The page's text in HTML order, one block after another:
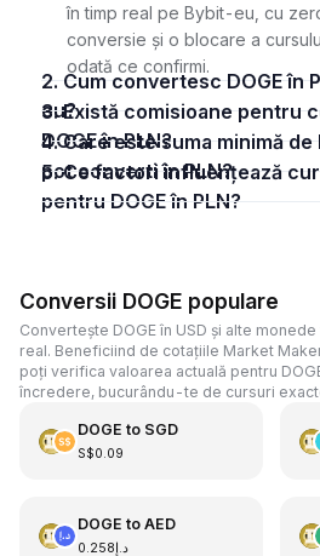
în timp real pe Bybit-eu, cu
conversie și o blocare a
odată ce confirmi.
2. Cum convertesc DOGE în PLN pe Bybit-
eu?
3. Există comisioane pentru convertirea
DOGE în PLN?
4. Care este suma minimă de DOGE pe care o
pot converti în PLN?
5. Ce factori influențează cursul de schimb
pentru DOGE în PLN?
Conversii DOGE populare
Convertește DOGE în USD și alte
real. Beneficiind de cotațiile Market
poți verifica valoarea actuală pentru
încredere, bucurându-te de cursuri
DOGE to SGD
S$0.09
DOGE to AED
د.إ0.258